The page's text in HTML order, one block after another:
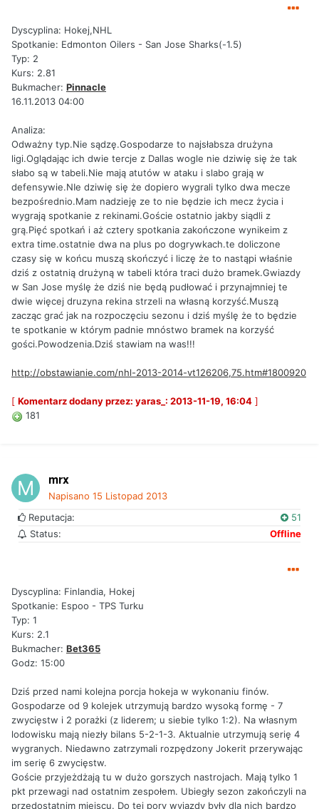
Dyscyplina: Hokej,NHL
Spotkanie: Edmonton Oilers - San Jose Sharks(-1.5)
Typ: 2
Kurs: 2.81
Bukmacher: Pinnacle
16.11.2013 04:00
Analiza:
Odważny typ.Nie sądzę.Gospodarze to najsłabsza drużyna
ligi.Oglądając ich dwie tercje z Dallas wogle nie dziwię się że tak
słabo są w tabeli.Nie mają atutów w ataku i slabo grają w
defensywie.NIe dziwię się że dopiero wygrali tylko dwa mecze
bezpośrednio.Mam nadzieję ze to nie będzie ich mecz życia i
wygrają spotkanie z rekinami.Goście ostatnio jakby siądli z
grą.Pięć spotkań i aż cztery spotkania zakończone wynikeim z
extra time.ostatnie dwa na plus po dogrywkach.te doliczone
czasy się w końcu muszą skończyć i liczę że to nastąpi właśnie
dziś z ostatnią drużyną w tabeli która traci dużo bramek.Gwiazdy
w San Jose myślę że dziś nie będą pudłować i przynajmniej te
dwie więcej druzyna rekina strzeli na własną korzyść.Muszą
zacząc grać jak na rozpoczęciu sezonu i dziś myślę że to będzie
te spotkanie w którym padnie mnóstwo bramek na korzyść
gości.Powodzenia.Dziś stawiam na was!!!
http://obstawianie.com/nhl-2013-2014-vt126206,75.htm#1800920
[ Komentarz dodany przez: yaras_: 2013-11-19, 16:04 ]
181
mrx
Napisano 15 Listopad 2013
Reputacja:
51
Status:
Offline
Dyscyplina: Finlandia, Hokej
Spotkanie: Espoo - TPS Turku
Typ: 1
Kurs: 2.1
Bukmacher: Bet365
Godz: 15:00
Dziś przed nami kolejna porcja hokeja w wykonaniu finów.
Gospodarze od 9 kolejek utrzymują bardzo wysoką formę - 7
zwycięstw i 2 porażki (z liderem; u siebie tylko 1:2). Na własnym
lodowisku mają niezły bilans 5-2-1-3. Aktualnie utrzymują serię 4
wygranych. Niedawno zatrzymali rozpędzony Jokerit przerywając
im serię 6 zwycięstw.
Goście przyjeżdżają tu w dużo gorszych nastrojach. Mają tylko 1
pkt przewagi nad ostatnim zespołem. Ubiegły sezon zakończyli na
przedostatnim miejscu. Do tej pory wyjazdy były dla nich bardzo